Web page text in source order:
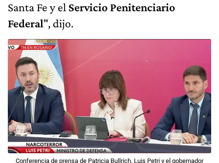
Santa Fe y el Servicio Penitenciario
Federal", dijo.
Conferencia de prensa de Patricia Bullrich, Luis Petri y el gobernador